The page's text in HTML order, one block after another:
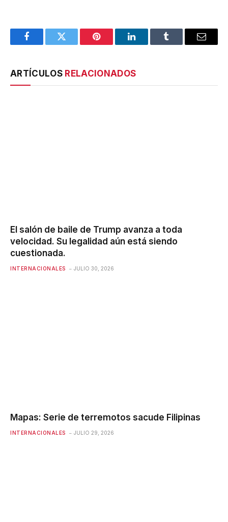
FacebookTwitter Pinterest LinkedInTumblr Email
ARTÍCULOS RELACIONADOS
El salón de baile de Trump avanza a toda
velocidad. Su legalidad aún está siendo
cuestionada.
INTERNACIONALES JULIO 30, 2026
Mapas: Serie de terremotos sacude Filipinas
INTERNACIONALES JULIO 29, 2026